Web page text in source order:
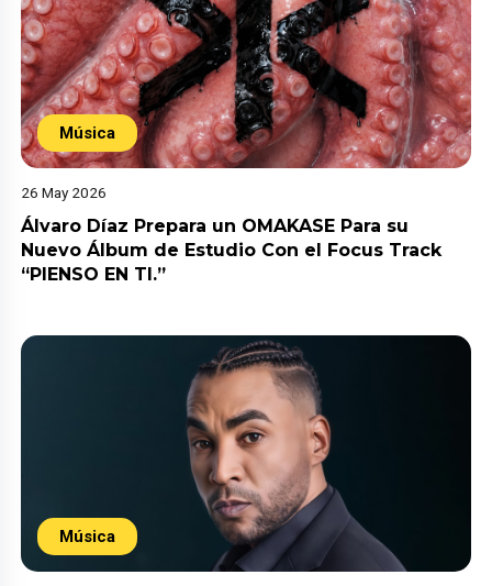
Música
26 May 2026
Álvaro Díaz Prepara un OMAKASE Para su
Nuevo Álbum de Estudio Con el Focus Track
“PIENSO EN TI.”
Música